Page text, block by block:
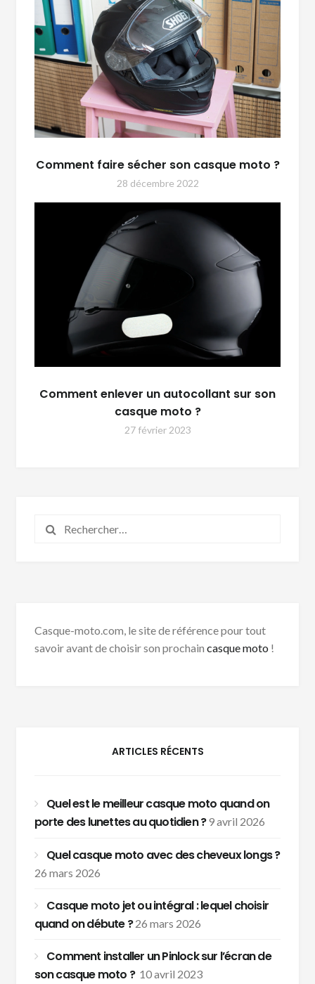
Comment faire sécher son casque moto ?
28 décembre 2022
Comment enlever un autocollant sur son
casque moto ?
27 février 2023
Rechercher :
Casque-moto.com, le site de référence pour tout
savoir avant de choisir son prochain casque moto !
ARTICLES RÉCENTS
Quel est le meilleur casque moto quand on
porte des lunettes au quotidien ? 9 avril 2026
Quel casque moto avec des cheveux longs ?
26 mars 2026
Casque moto jet ou intégral : lequel choisir
quand on débute ? 26 mars 2026
Comment installer un Pinlock sur l’écran de
son casque moto ? 10 avril 2023